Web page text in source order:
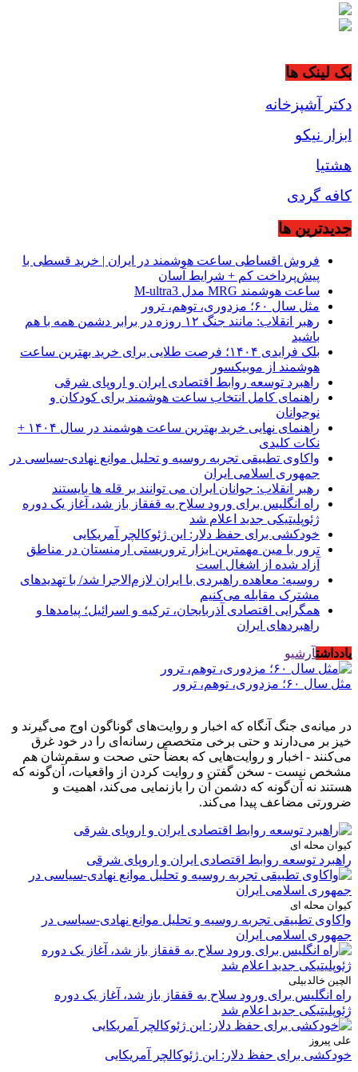
بک لینک ها
دکتر آشپزخانه
ابزار نیکو
هشتیا
کافه گردی
جديدترين ها
فروش اقساطی ساعت هوشمند در ایران | خرید قسطی با
پیش‌پرداخت کم + شرایط آسان
ساعت هوشمند MRG مدل M-ultra3
مثل سال ۶۰؛ مزدوری، توهم، ترور
رهبر انقلاب: مانند جنگ ۱۲ روزه در برابر دشمن همه با هم
باشید
بلک فرایدی ۱۴۰۴؛ فرصت طلایی برای خرید بهترین ساعت
هوشمند از موبیکسور
راهبرد توسعه روابط اقتصادی ایران و اروپای شرقی
راهنمای کامل انتخاب ساعت هوشمند برای کودکان و
نوجوانان
راهنمای نهایی خرید بهترین ساعت هوشمند در سال ۱۴۰۴ +
نکات کلیدی
واکاوی تطبیقی تجربه روسیه و تحلیل موانع نهادی-سیاسی در
جمهوری اسلامی ایران
رهبر انقلاب: جوانان ایران می توانند بر قله ها بایستند
راه انگلیس برای ورود سلاح به قفقاز باز شد، آغاز یک دوره
ژئوپلیتیکی جدید اعلام شد
خودکشی برای حفظ دلار: این ژئوکالچر آمریکایی
ترور با مین مهمترین ابزار تروریستی ارمنستان در مناطق
آزاد شده از اشغال است
روسیه: معاهده راهبردی با ایران لازم‌الاجرا شد/ با تهدیدهای
مشترک مقابله می‌کنیم
همگرایی اقتصادی آذربایجان، ترکیه و اسرائیل؛ پیامدها و
راهبردهای ایران
یادداشتآرشیو
مثل سال ۶۰؛ مزدوری، توهم، ترور
در میانه‌ی جنگ آنگاه که اخبار و روایت‌های گوناگون اوج می‌گیرند و
خیز بر می‌دارند و حتی برخی متخصص رسانه‌ای را در خود غرق
می‌کنند - اخبار و روایت‌هایی که بعضاً حتی صحت و سقم‌شان هم
مشخص نیست - سخن گفتن و روایت کردن از واقعیات، آن‌گونه که
هستند نه آن‌گونه که دشمن آن را بازنمایی می‌کند، اهمیت و
ضرورتی مضاعف پیدا می‌کند.
کیوان محله ای
راهبرد توسعه روابط اقتصادی ایران و اروپای شرقی
کیوان محله ای
واکاوی تطبیقی تجربه روسیه و تحلیل موانع نهادی-سیاسی در
جمهوری اسلامی ایران
الچین خالدبیلی
راه انگلیس برای ورود سلاح به قفقاز باز شد، آغاز یک دوره
ژئوپلیتیکی جدید اعلام شد
علی پیروز
خودکشی برای حفظ دلار: این ژئوکالچر آمریکایی